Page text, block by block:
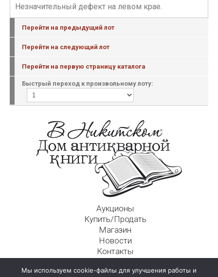
Незначительный дефект на левом крае.
Перейти на предыдущий лот
Перейти на следующий лот
Перейти на первую страницу каталога
Быстрый переход к произвольному лоту:
Аукционы
Купить/Продать
Магазин
Новости
Контакты
125009, г. Москва, Никитский пер., д. 4а, стр. 1
Мы используем cookie-файлы для улучшения работы и